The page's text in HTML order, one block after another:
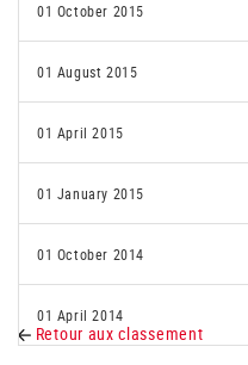
01 October 2015
01 August 2015
01 April 2015
01 January 2015
01 October 2014
01 April 2014
Retour aux classement